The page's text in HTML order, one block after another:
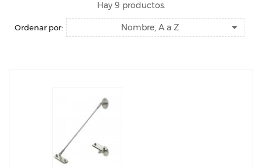
Hay 9 productos.
Ordenar por: Nombre, A a Z